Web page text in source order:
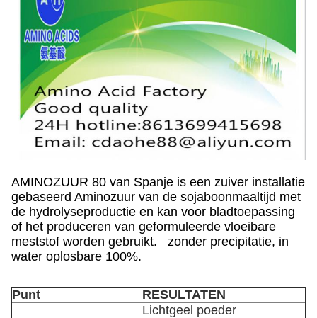
AMINOZUUR 80 van Spanje is een zuiver installatie
gebaseerd Aminozuur van de sojaboonmaaltijd met
de hydrolyseproductie en kan voor bladtoepassing
of het produceren van geformuleerde vloeibare
meststof worden gebruikt. zonder precipitatie, in
water oplosbare 100%.
Punt RESULTATEN
Lichtgeel poeder